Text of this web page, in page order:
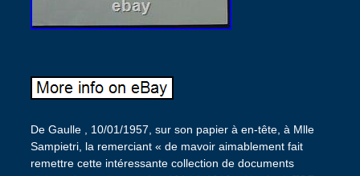
De Gaulle , 10/01/1957, sur son papier à en-tête, à Mlle
Sampietri, la remerciant « de mavoir aimablement fait
remettre cette intéressante collection de documents